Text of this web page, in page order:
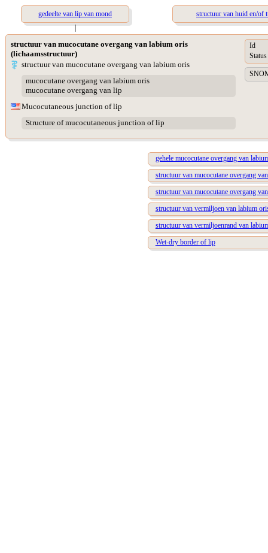
gedeelte van lip van mond
structuur van huid en/of
|
structuur van mucocutane overgang van labium oris
(lichaamsstructuur)
structuur van mucocutane overgang van labium oris
mucocutane overgang van labium oris
mucocutane overgang van lip
Mucocutaneous junction of lip
Structure of mucocutaneous junction of lip
Id
Status
gehele mucocutane overgang van
structuur van mucocutane overgang
structuur van mucocutane overgang
structuur van vermiljoen van labium
structuur van vermiljoenrand van
Wet-dry border of lip